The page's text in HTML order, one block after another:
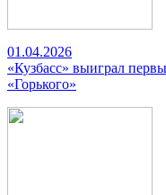
01.04.2026
«Кузбасс» выиграл
«Горького»